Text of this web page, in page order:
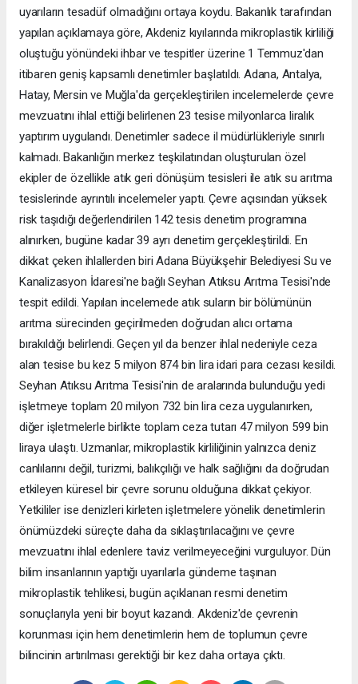
uyarıların tesadüf olmadığını ortaya koydu. Bakanlık tarafından
yapılan açıklamaya göre, Akdeniz kıyılarında mikroplastik kirliliği
oluştuğu yönündeki ihbar ve tespitler üzerine 1 Temmuz'dan
itibaren geniş kapsamlı denetimler başlatıldı. Adana, Antalya,
Hatay, Mersin ve Muğla'da gerçekleştirilen incelemelerde çevre
mevzuatını ihlal ettiği belirlenen 23 tesise milyonlarca liralık
yaptırım uygulandı. Denetimler sadece il müdürlükleriyle sınırlı
kalmadı. Bakanlığın merkez teşkilatından oluşturulan özel
ekipler de özellikle atık geri dönüşüm tesisleri ile atık su arıtma
tesislerinde ayrıntılı incelemeler yaptı. Çevre açısından yüksek
risk taşıdığı değerlendirilen 142 tesis denetim programına
alınırken, bugüne kadar 39 ayrı denetim gerçekleştirildi. En
dikkat çeken ihlallerden biri Adana Büyükşehir Belediyesi Su ve
Kanalizasyon İdaresi'ne bağlı Seyhan Atıksu Arıtma Tesisi'nde
tespit edildi. Yapılan incelemede atık suların bir bölümünün
arıtma sürecinden geçirilmeden doğrudan alıcı ortama
bırakıldığı belirlendi. Geçen yıl da benzer ihlal nedeniyle ceza
alan tesise bu kez 5 milyon 874 bin lira idari para cezası kesildi.
Seyhan Atıksu Arıtma Tesisi'nin de aralarında bulunduğu yedi
işletmeye toplam 20 milyon 732 bin lira ceza uygulanırken,
diğer işletmelerle birlikte toplam ceza tutarı 47 milyon 599 bin
liraya ulaştı. Uzmanlar, mikroplastik kirliliğinin yalnızca deniz
canlılarını değil, turizmi, balıkçılığı ve halk sağlığını da doğrudan
etkileyen küresel bir çevre sorunu olduğuna dikkat çekiyor.
Yetkililer ise denizleri kirleten işletmelere yönelik denetimlerin
önümüzdeki süreçte daha da sıklaştırılacağını ve çevre
mevzuatını ihlal edenlere taviz verilmeyeceğini vurguluyor. Dün
bilim insanlarının yaptığı uyarılarla gündeme taşınan
mikroplastik tehlikesi, bugün açıklanan resmi denetim
sonuçlarıyla yeni bir boyut kazandı. Akdeniz'de çevrenin
korunması için hem denetimlerin hem de toplumun çevre
bilincinin artırılması gerektiği bir kez daha ortaya çıktı.